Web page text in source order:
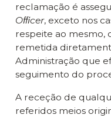
reclamação é
Oﬃcer, exceto nos
respeite ao mesmo,
remetida
Administração que
seguimento do
A receção de
referidos meios